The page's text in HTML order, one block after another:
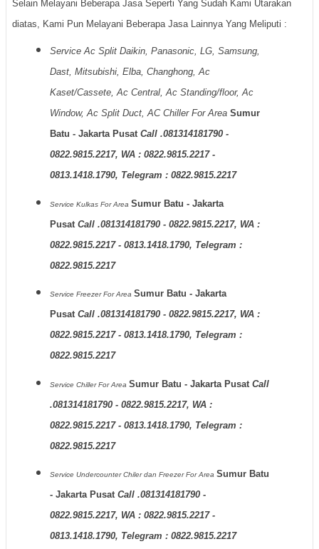
Selain Melayani Beberapa Jasa Seperti Yang Sudah Kami Utarakan
diatas, Kami Pun Melayani Beberapa Jasa Lainnya Yang Meliputi :
Service Ac Split Daikin, Panasonic, LG, Samsung,
Dast, Mitsubishi, Elba, Changhong, Ac
Kaset/Cassete, Ac Central, Ac Standing/floor, Ac
Window, Ac Split Duct, AC Chiller For Area Sumur
Batu - Jakarta PusatCall .081314181790 -
0822.9815.2217, WA : 0822.9815.2217 -
0813.1418.1790, Telegram : 0822.9815.2217
Service Kulkas For Area Sumur Batu - Jakarta
PusatCall .081314181790 - 0822.9815.2217, WA :
0822.9815.2217 - 0813.1418.1790, Telegram :
0822.9815.2217
Service FreezerFor Area Sumur Batu - Jakarta
PusatCall .081314181790 - 0822.9815.2217, WA :
0822.9815.2217 - 0813.1418.1790, Telegram :
0822.9815.2217
Service ChillerFor Area Sumur Batu - Jakarta PusatCall
.081314181790 - 0822.9815.2217, WA :
0822.9815.2217 - 0813.1418.1790, Telegram :
0822.9815.2217
Service Undercounter Chiler dan FreezerFor Area Sumur Batu
- Jakarta PusatCall .081314181790 -
0822.9815.2217, WA : 0822.9815.2217 -
0813.1418.1790, Telegram : 0822.9815.2217